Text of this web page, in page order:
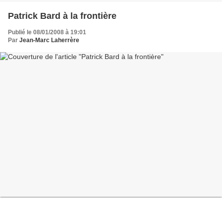
Patrick Bard à la frontière
Publié le 08/01/2008 à 19:01
Par Jean-Marc Laherrère